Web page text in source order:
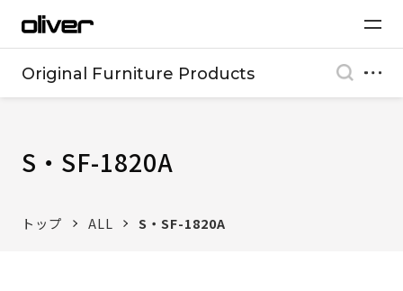
Original Furniture Products
S・SF-1820A
トップ ALL S・SF-1820A